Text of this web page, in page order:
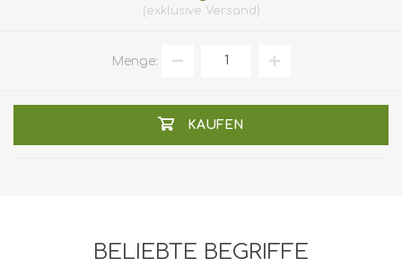
exklusive Versand
Menge:
KAUFEN
BELIEBTE BEGRIFFE